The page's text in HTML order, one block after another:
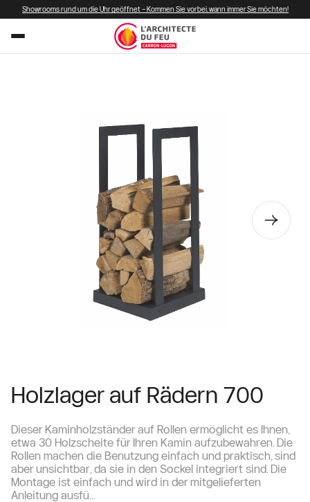
Showrooms rund um die Uhr geöffnet – Kommen Sie vorbei, wann immer Sie möchten!
Holzlager auf Rädern 700
Dieser Kaminholzständer auf Rollen ermöglicht es Ihnen,
etwa 30 Holzscheite für Ihren Kamin aufzubewahren. Die
Rollen machen die Benutzung einfach und praktisch, sind
aber unsichtbar, da sie in den Sockel integriert sind. Die
Montage ist einfach und wird in der mitgelieferten
Anleitung ausfü...